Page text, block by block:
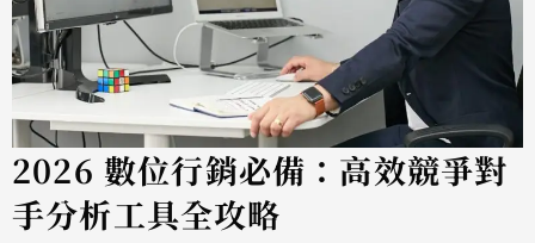
2026 數位行銷必備：高效競爭對
手分析工具全攻略